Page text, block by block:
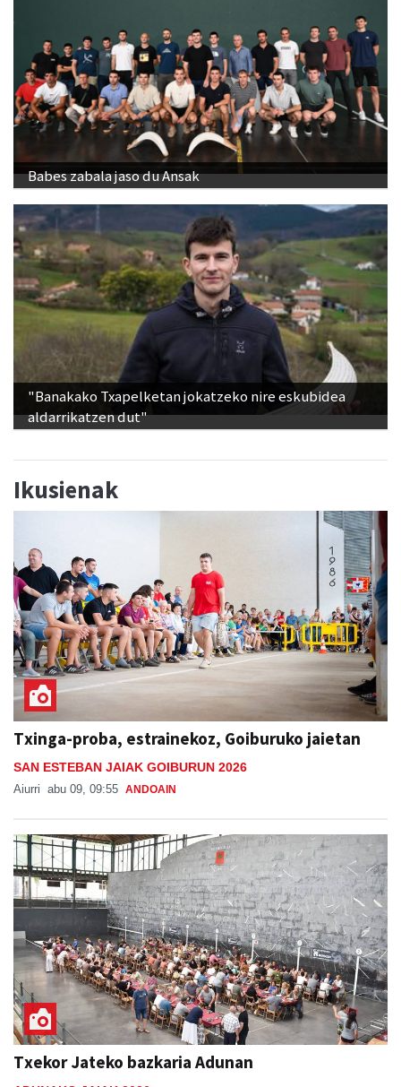
Babes zabala jaso du Ansak
"Banakako Txapelketan jokatzeko nire eskubidea
aldarrikatzen dut"
Ikusienak
Txinga-proba, estrainekoz, Goiburuko jaietan
SAN ESTEBAN JAIAK GOIBURUN 2026
Aiurri abu 09, 09:55 ANDOAIN
Txekor Jateko bazkaria Adunan